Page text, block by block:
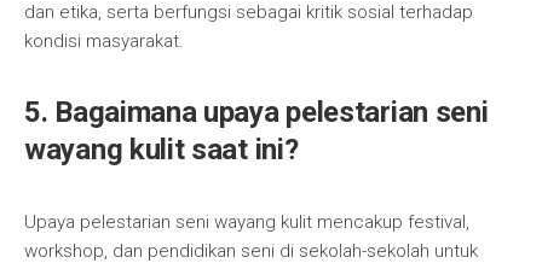
dan etika, serta berfungsi sebagai kritik sosial terhadap
kondisi masyarakat.
5. Bagaimana upaya pelestarian seni
wayang kulit saat ini?
Upaya pelestarian seni wayang kulit mencakup festival,
workshop, dan pendidikan seni di sekolah-sekolah untuk